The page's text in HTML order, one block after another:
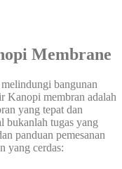
Membrane
bangunan
Kanopi membran adalah
yang tepat dan
bukanlah tugas yang
panduan pemesanan
yang cerdas: